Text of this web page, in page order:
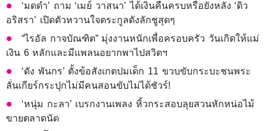
‘มดดำ’ ถาม ‘เมย์ วาสนา’ ได้เงินคืนครบหรือยังหลัง ‘ดิว
อริสรา’ เปิดตัวหวานใจตระกูลดังลักชูสุดๆ
“ไรอัล กาจบัณฑิต” มุ่งงานหนักเพื่อครอบครัว วันเกิดให้แม่
เงิน 6 หลักและมีแพลนอยากพาไปสวิตฯ
‘ดัง พันกร’ ตั้งข้อสังเกตปมเด็ก 11 ขวบขับกระบะชนพระ
ลั่นเกียร์กระปุกไม่มีคนสอนขับไม่ได้ชัวร์!
‘หนุ่ม กะลา’ เบรกงานเพลง หิ้วกระสอบลุยสวนหักหน่อไม้
ขายตลาดนัด